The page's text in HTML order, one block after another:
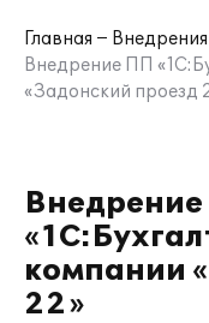
Главная
Внедрения
Внедрение ПП
«Задонский проезд
компании
22»